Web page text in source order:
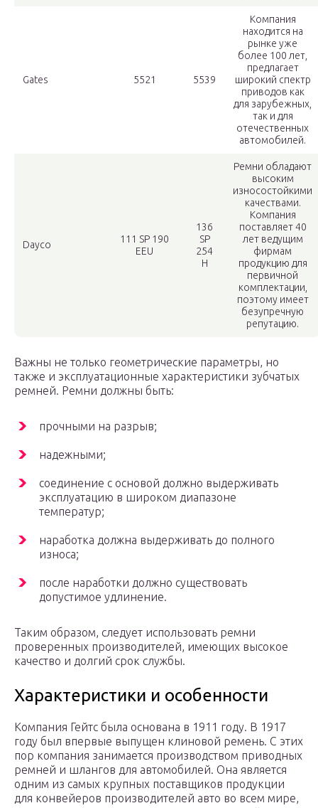
Gates 5521 5539
Компания
находится на
рынке уже
более 100 лет,
предлагает
широкий спектр
приводов как
для зарубежных,
так и для
отечественных
автомобилей.
Dayco
111 SP 190
EEU
136
SP
254
H
Ремни обладают
высоким
износостойкими
качествами.
Компания
поставляет 40
лет ведущим
фирмам
продукцию для
первичной
комплектации,
поэтому имеет
безупречную
репутацию.
Важны не только геометрические параметры, но
также и эксплуатационные характеристики зубчатых
ремней. Ремни должны быть:
прочными на разрыв;
надежными;
соединение с основой должно выдерживать
эксплуатацию в широком диапазоне
температур;
наработка должна выдерживать до полного
износа;
после наработки должно существовать
допустимое удлинение.
Таким образом, следует использовать ремни
проверенных производителей, имеющих высокое
качество и долгий срок службы.
Характеристики и особенности
Компания Гейтс была основана в 1911 году. В 1917
году был впервые выпущен клиновой ремень. С этих
пор компания занимается производством приводных
ремней и шлангов для автомобилей. Она является
одним из самых крупных поставщиков продукции
для конвейеров производителей авто во всем мире,